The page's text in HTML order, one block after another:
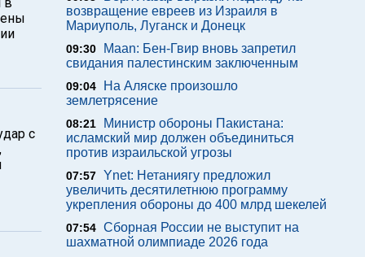
с
возвращение евреев из Израиля в
Мариуполь, Луганск и Донецк
09:30
Maan: Бен-Гвир вновь запретил
свидания палестинским заключенным
09:04
На Аляске произошло
землетрясение
08:21
Министр обороны Пакистана:
исламский мир должен объединиться
против израильской угрозы
07:57 Ynet: Нетаниягу предложил
увеличить десятилетнюю программу
укрепления обороны до 400 млрд шекелей
07:54 Сборная России не выступит на
шахматной олимпиаде 2026 года